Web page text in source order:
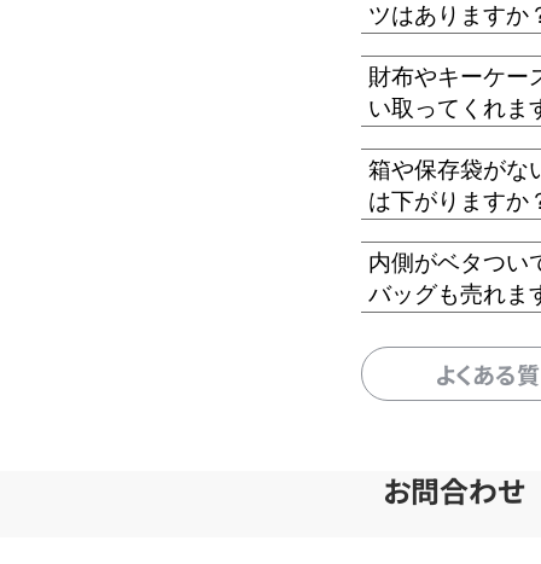
ツはありますか
財布やキーケー
い取ってくれま
箱や保存袋がな
は下がりますか
内側がベタつい
バッグも売れま
よくある
お問合わせ